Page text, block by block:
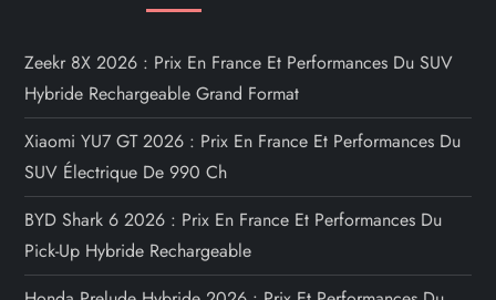
Zeekr 8X 2026 : Prix En France Et Performances Du SUV
Hybride Rechargeable Grand Format
Xiaomi YU7 GT 2026 : Prix En France Et Performances Du
SUV Électrique De 990 Ch
BYD Shark 6 2026 : Prix En France Et Performances Du
Pick-Up Hybride Rechargeable